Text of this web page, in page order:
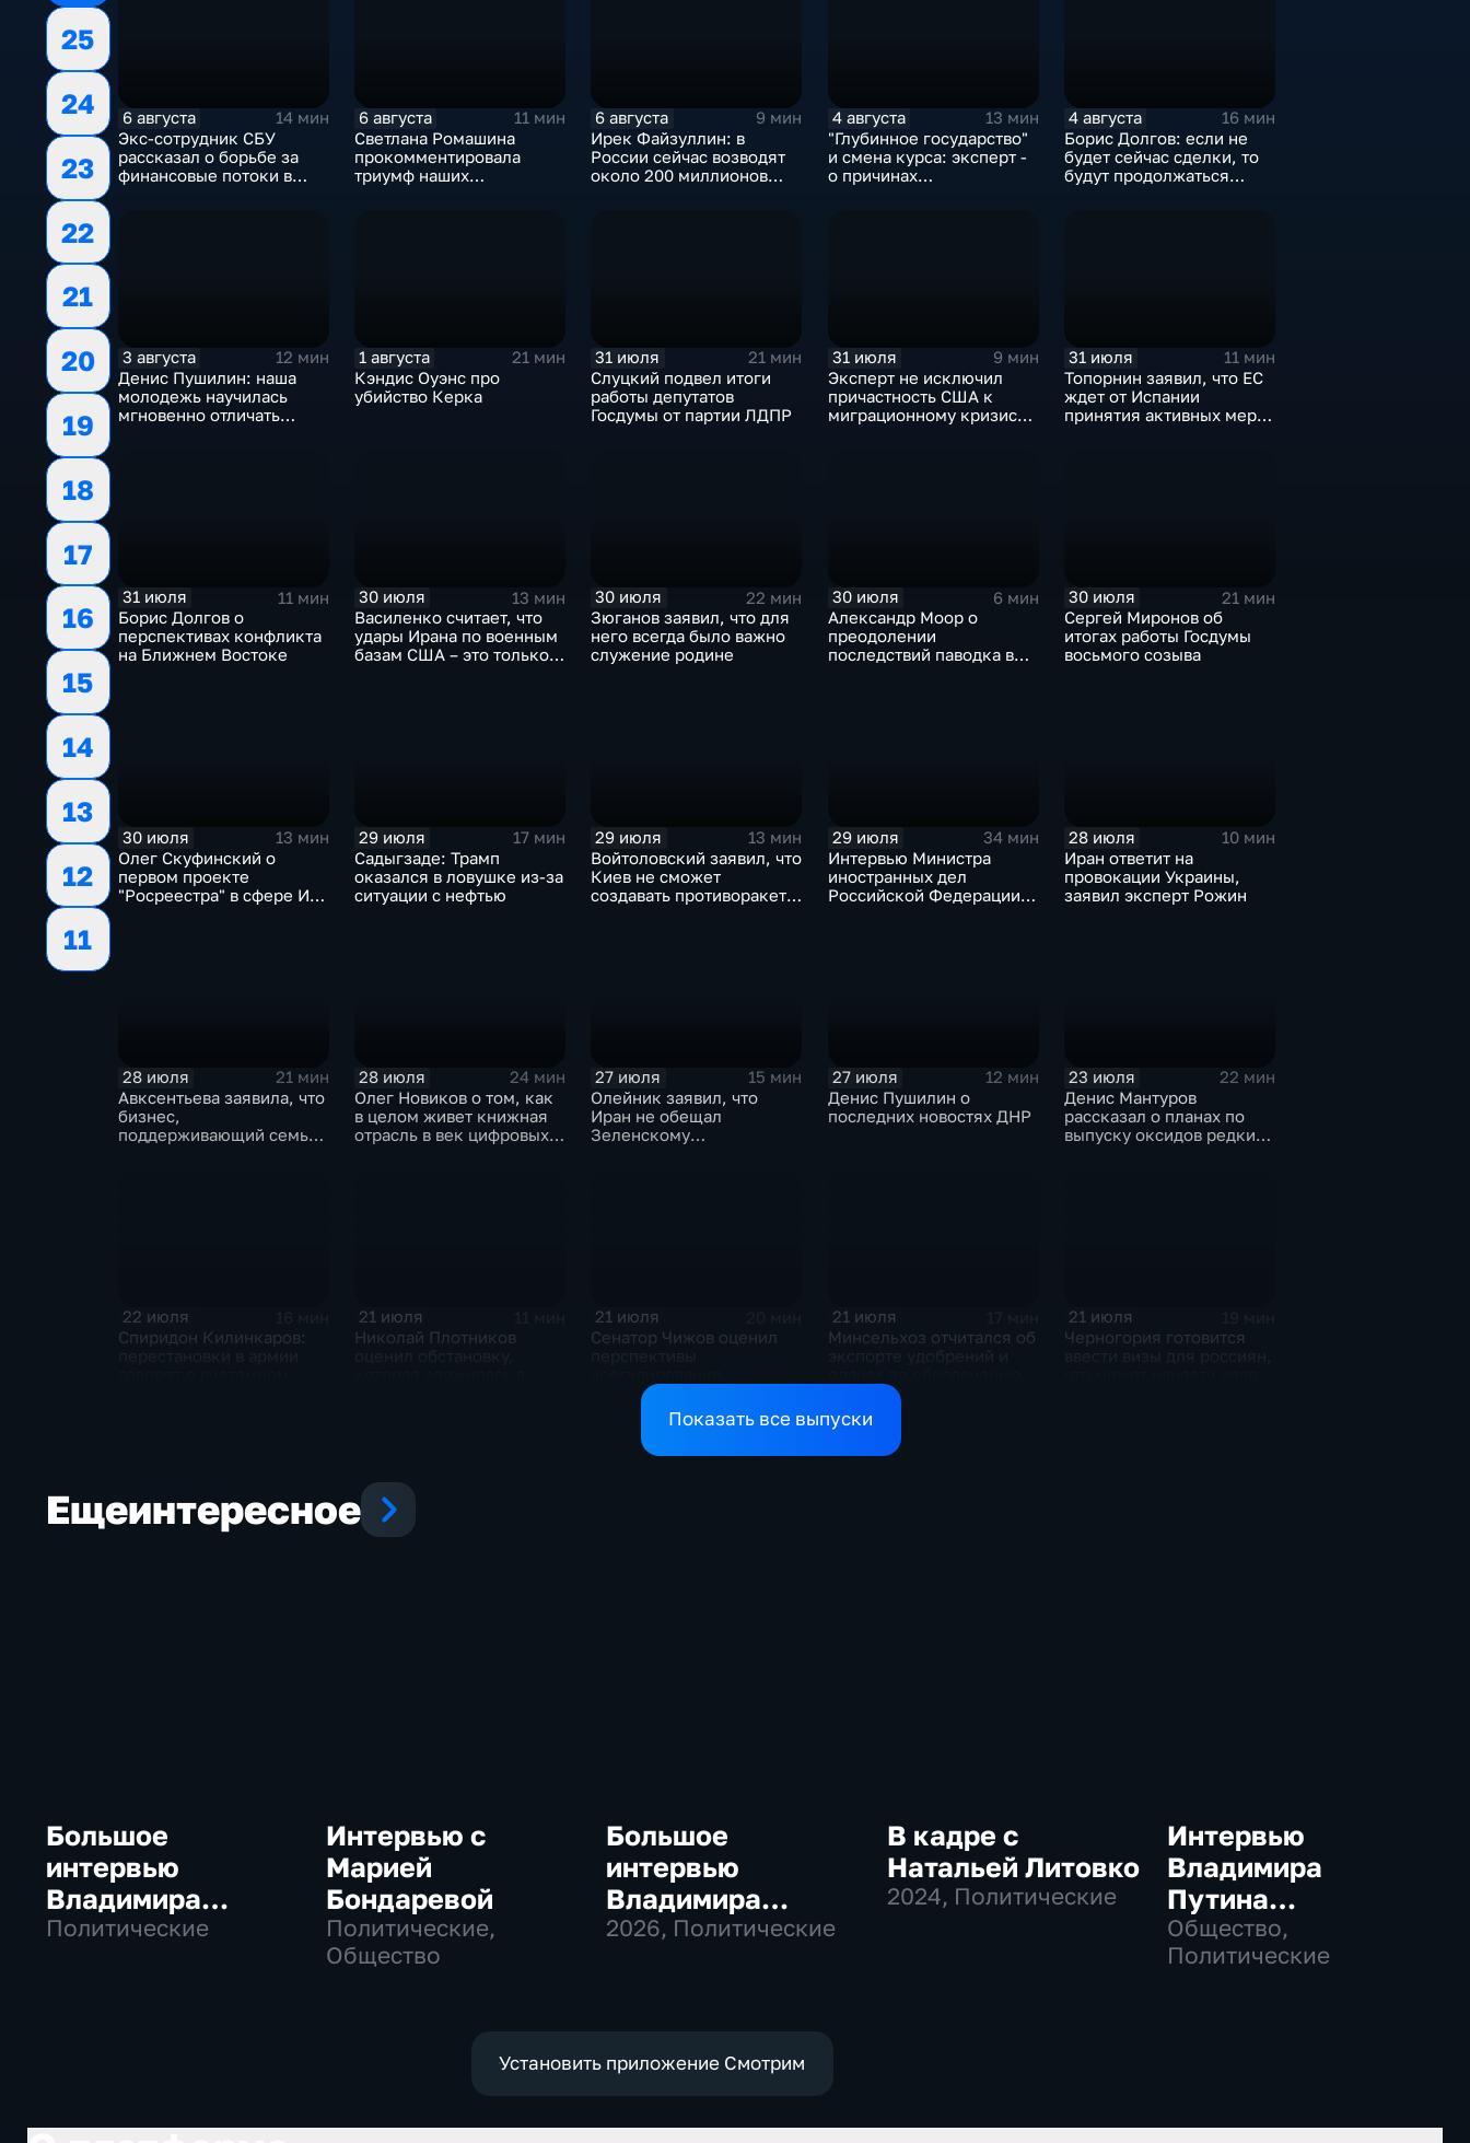
25
24
23
22
21
20
19
18
17
16
15
14
13
12
11
6 августа
14 мин
Экс-сотрудник СБУ
рассказал о борьбе за
финансовые потоки в
6 августа
11 мин
Светлана Ромашина
прокомментировала
триумф наших
6 августа
9 мин
Ирек Файзуллин: в
России сейчас возводят
около 200 миллионов
4 августа
13 мин
"Глубинное государство"
и смена курса: эксперт -
о причинах
4 августа
16 мин
Борис Долгов: если не
будет сейчас сделки, то
будут продолжаться
3 августа
12 мин
Денис Пушилин: наша
молодежь научилась
мгновенно отличать
1 августа
21 мин
Кэндис Оуэнс про
убийство Керка
31 июля
21 мин
Слуцкий подвел итоги
работы депутатов
Госдумы от партии ЛДПР
31 июля
9 мин
Эксперт не исключил
причастность США к
миграционному кризису в
31 июля
11 мин
Топорнин заявил, что ЕС
ждет от Испании
принятия активных мер
31 июля
11 мин
Борис Долгов о
перспективах конфликта
на Ближнем Востоке
30 июля
13 мин
Василенко считает, что
удары Ирана по военным
базам США – это только
30 июля
22 мин
Зюганов заявил, что для
него всегда было важно
служение родине
30 июля
6 мин
Александр Моор о
преодолении
последствий паводка в
30 июля
21 мин
Сергей Миронов об
итогах работы Госдумы
восьмого созыва
30 июля
13 мин
Олег Скуфинский о
первом проекте
"Росреестра" в сфере ИИ
29 июля
17 мин
Садыгзаде: Трамп
оказался в ловушке из-за
ситуации с нефтью
29 июля
13 мин
Войтоловский заявил, что
Киев не сможет
создавать противоракеты
29 июля
34 мин
Интервью Министра
иностранных дел
Российской Федерации,
28 июля
10 мин
Иран ответит на
провокации Украины,
заявил эксперт Рожин
28 июля
21 мин
Авксентьева заявила, что
бизнес,
поддерживающий семьи,
28 июля
24 мин
Олег Новиков о том, как
в целом живет книжная
отрасль в век цифровых
27 июля
15 мин
Олейник заявил, что
Иран не обещал
Зеленскому
27 июля
12 мин
Денис Пушилин о
последних новостях ДНР
23 июля
22 мин
Денис Мантуров
рассказал о планах по
выпуску оксидов редких
22 июля
Спиридон Килинкаров:
21 июля
Николай Плотников
21 июля
Сенатор Чижов оценил
конфликтов на Ближнем
Востоке и диалог с
21 июля
Минсельхоз отчитался об
аграриев топливом
21 июля
Черногория готовится
Показать все выпуски
Ещеинтересное
Большое
интервью
Владимира
Путина Сергею
Политические
Интервью с
Марией
Бондаревой
Политические,
Общество
Большое
интервью
Владимира
Соловьева
2026, Политические
В кадре с
Натальей Литовко
2024, Политические
Интервью
Владимира
Путина
телекомпании
NBC
Общество,
Политические
Установить приложение Смотрим